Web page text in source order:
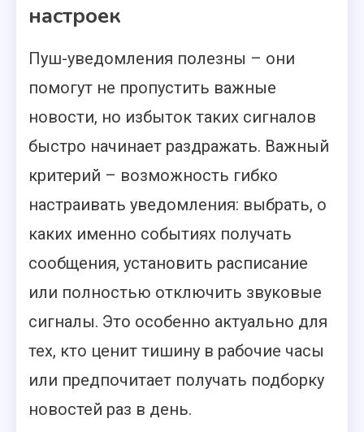
настроек
Пуш-уведомления полезны – они
помогут не пропустить важные
новости, но избыток таких сигналов
быстро начинает раздражать. Важный
критерий – возможность гибко
настраивать уведомления: выбрать, о
каких именно событиях получать
сообщения, установить расписание
или полностью отключить звуковые
сигналы. Это особенно актуально для
тех, кто ценит тишину в рабочие часы
или предпочитает получать подборку
новостей раз в день.